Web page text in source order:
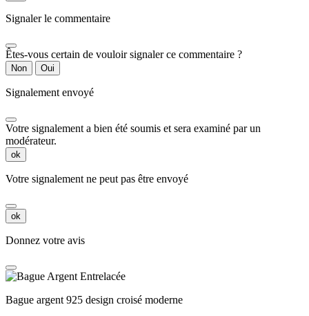
Signaler le commentaire
Êtes-vous certain de vouloir signaler ce commentaire ?
Non Oui
Signalement envoyé
Votre signalement a bien été soumis et sera examiné par un
modérateur.
ok
Votre signalement ne peut pas être envoyé
ok
Donnez votre avis
Bague argent 925 design croisé moderne